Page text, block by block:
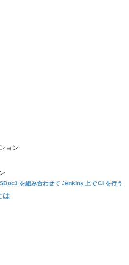
ョン
を組み合わせて Jenkins 上で CI を行う
は